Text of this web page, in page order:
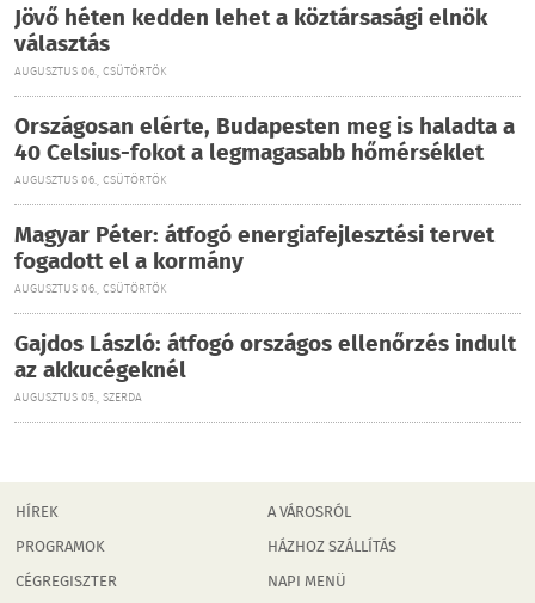
Jövő héten kedden lehet a köztársasági elnök
választás
AUGUSZTUS 06., CSÜTÖRTÖK
Országosan elérte, Budapesten meg is haladta a
40 Celsius-fokot a legmagasabb hőmérséklet
AUGUSZTUS 06., CSÜTÖRTÖK
Magyar Péter: átfogó energiafejlesztési tervet
fogadott el a kormány
AUGUSZTUS 06., CSÜTÖRTÖK
Gajdos László: átfogó országos ellenőrzés indult
az akkucégeknél
AUGUSZTUS 05., SZERDA
HÍREK
PROGRAMOK
CÉGREGISZTER
A VÁROSRÓL
HÁZHOZ SZÁLLÍTÁS
NAPI MENÜ